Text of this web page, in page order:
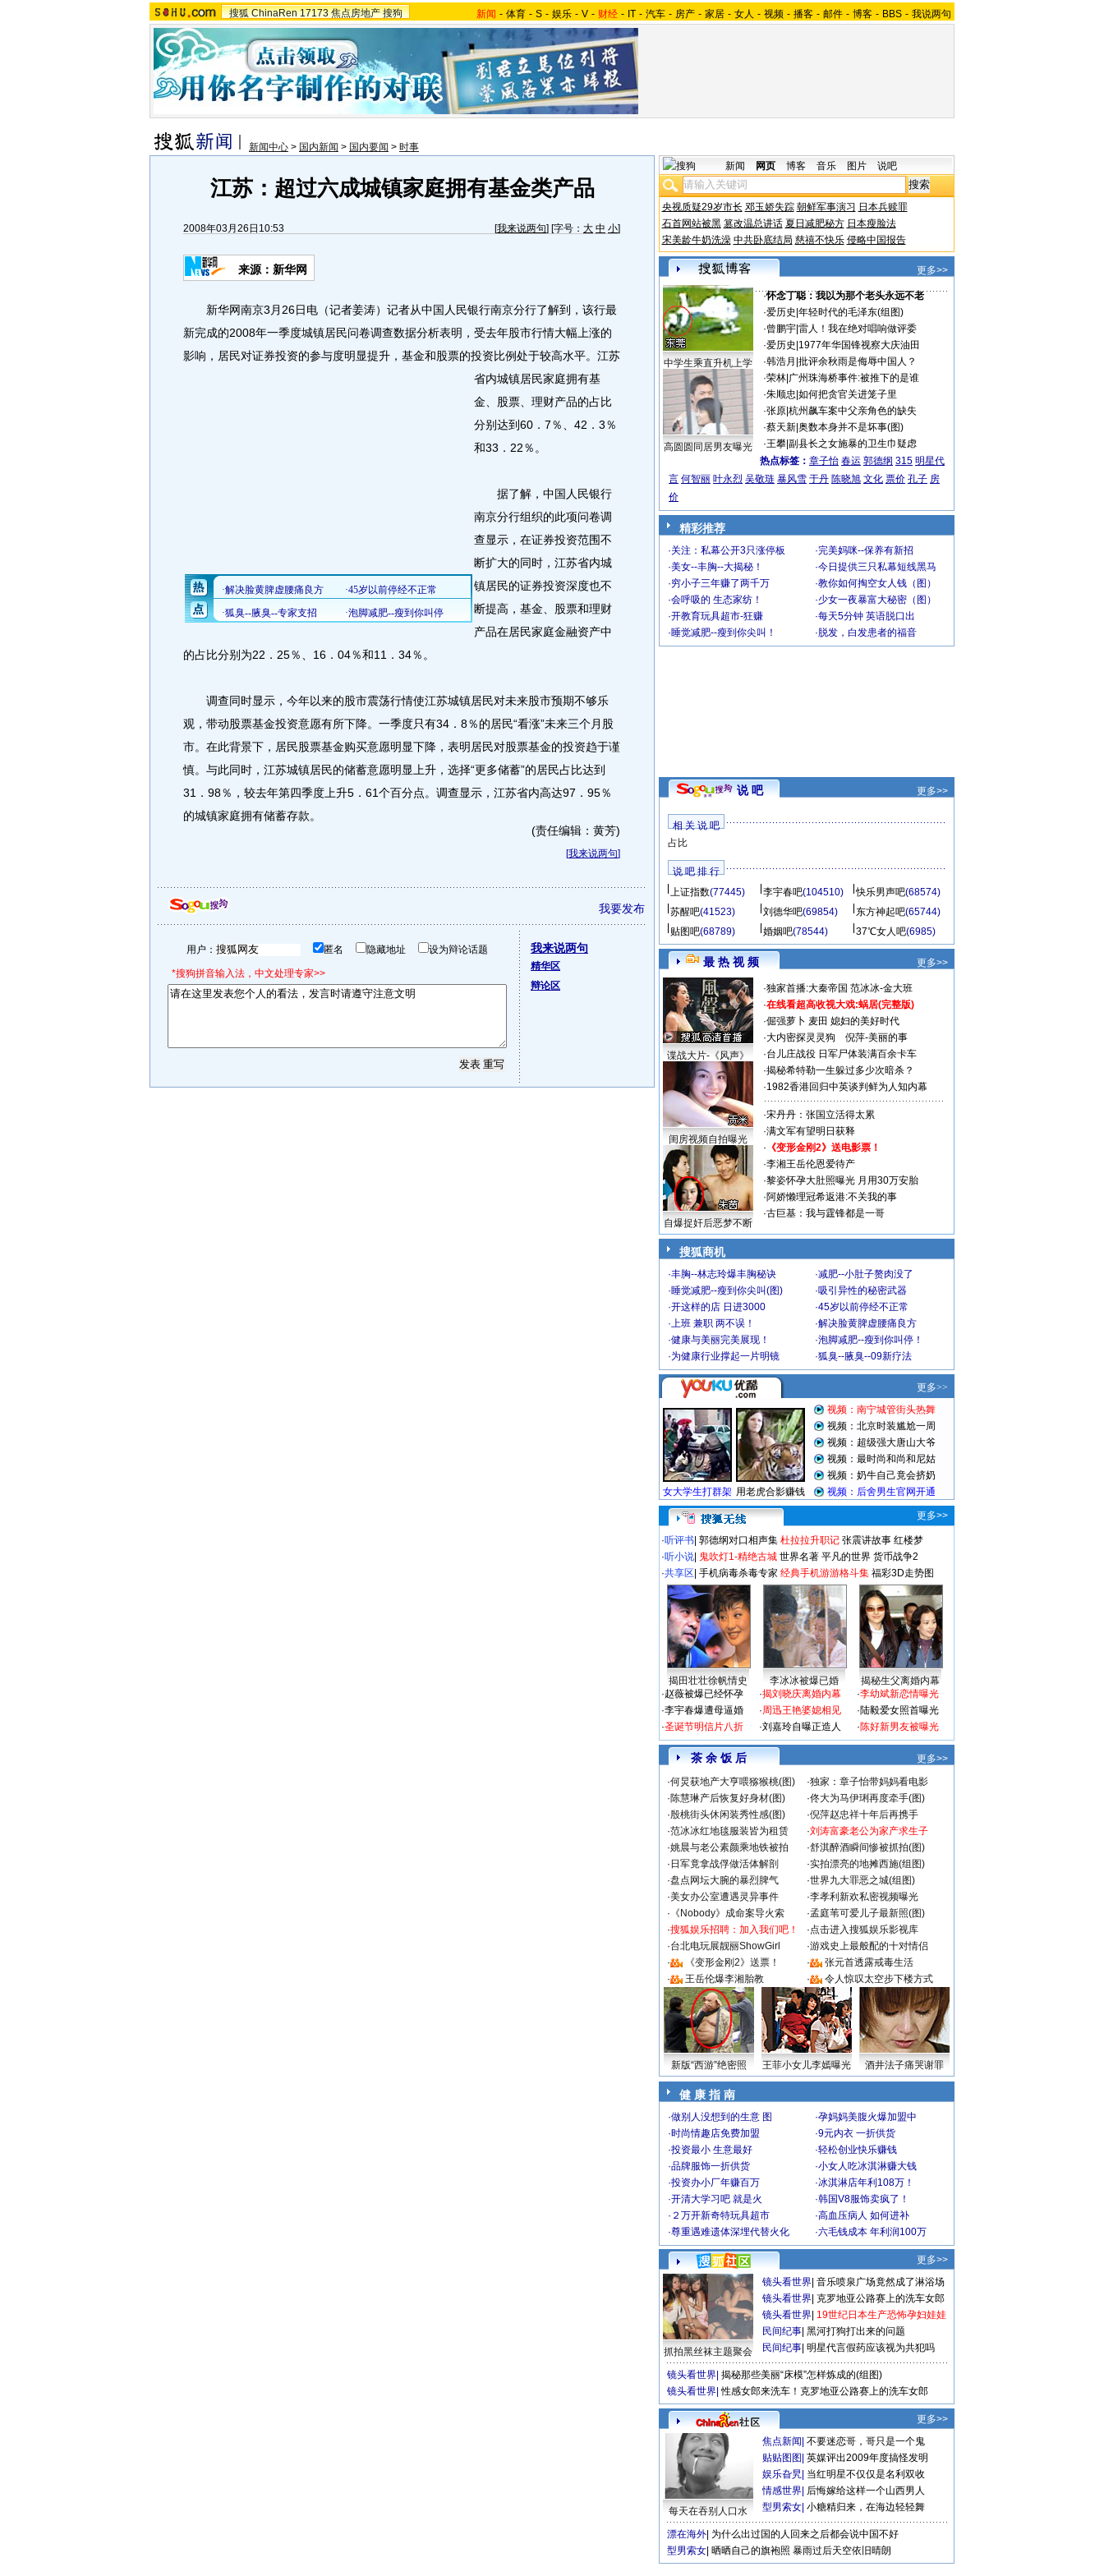
搜狐 ChinaRen 17173 焦点房地产 搜狗 新闻 - 体育 - S - 娱乐 - V - 财经 - IT - 汽车 - 房产 - 家居 - 女人 - 视频 - 播客 - 邮件 - 博客 - BBS - 我说两句
新闻中心 > 国内新闻 > 国内要闻 > 时事
江苏：超过六成城镇家庭拥有基金类产品
2008年03月26日10:53 [我来说两句] [字号： 大 中 小]
来源：新华网
新华网南京3月26日电（记者姜涛）记者从中国人民银行南京分行了解到，该行最
新完成的2008年一季度城镇居民问卷调查数据分析表明，受去年股市行情大幅上涨的
影响，居民对证券投资的参与度明显提升，基金和股票的投资比例处于较高水平。 江苏
省内城镇居民家庭拥有基
金、股票、理财产品的占比
分别达到60．7％、42．3％
和33．22％。
据了解，中国人民银行
南京分行组织的此项问卷调
查显示，在证券投资范围不
断扩大的同时，江苏省内城
镇居民的证券投资深度也不
断提高，基金、股票和理财
产品在居民家庭金融资产中
的占比分别为22．25％、16．04％和11．34％。
调查同时显示，今年以来的股市震荡行情使江苏城镇居民对未来股市预期不够乐
观，带动股票基金投资意愿有所下降。一季度只有34．8％的居民“看涨”未来三个月股
市。在此背景下，居民股票基金购买意愿明显下降，表明居民对股票基金的投资趋于谨
慎。与此同时，江苏城镇居民的储蓄意愿明显上升，选择“更多储蓄”的居民占比达到
31．98％，较去年第四季度上升5．61个百分点。调查显示，江苏省内高达97．95％
的城镇家庭拥有储蓄存款。
(责任编辑：黄芳)
[我来说两句]
我要发布
用户： 匿名 隐藏地址 设为辩论话题
*搜狗拼音输入法，中文处理专家>>
我来说两句
精华区
辩论区
新闻 网页 博客 音乐 图片 说吧
央视质疑29岁市长 邓玉娇失踪 朝鲜军事演习 日本兵赎罪
石首网站被黑 篡改温总讲话 夏日减肥秘方 日本瘦脸法
宋美龄牛奶洗澡 中共卧底结局 慈禧不快乐 侵略中国报告
更多>>
中学生乘直升机上学
高圆圆同居男友曝光
·怀念丁聪：我以为那个老头永远不老
·爱历史 年轻时代的毛泽东(组图)
·曾鹏宇| 雷人！我在绝对唱响做评委
·爱历史 1977年华国锋视察大庆油田
·韩浩月 批评余秋雨是侮辱中国人？
·荣林| 广州珠海桥事件:被推下的是谁
·朱顺忠 如何把贪官关进笼子里
·张原| 杭州飙车案中父亲角色的缺失
·蔡天新| 奥数本身并不是坏事(图)
·王攀| 副县长之女施暴的卫生巾疑虑
热点标签： 章子怡 春运 郭德纲 315 明星代
言 何智丽 叶永烈 吴敬琏 暴风雪 于丹 陈晓旭 文化 票价 孔子 房
价
精彩推荐
·关注：私幕公开3只涨停板 ·完美妈咪--保养有新招
·美女--丰胸--大揭秘！ ·今日提供三只私幕短线黑马
·穷小子三年赚了两千万 ·教你如何掏空女人钱（图）
·会呼吸的 生态家纺！ ·少女一夜暴富大秘密（图）
·开教育玩具超市-狂赚 ·每天5分钟 英语脱口出
·睡觉减肥--瘦到你尖叫！ · 脱发，白发患者的福音
说 吧 更多>>
相 关 说 吧
占比
说 吧 排 行
上证指数(77445) 李宇春吧(104510) 快乐男声吧(68574)
苏醒吧(41523) 刘德华吧(69854) 东方神起吧(65744)
贴图吧(68789) 婚姻吧(78544) 37℃女人吧(6985)
最 热 视 频 更多>>
谍战大片-《风声》
闺房视频自拍曝光
自爆捉奸后恶梦不断
·独家首播:大秦帝国 范冰冰-金大班
·在线看超高收视大戏:蜗居(完整版)
·倔强萝卜 麦田 媳妇的美好时代
·大内密探灵灵狗
倪萍-美丽的事
·台儿庄战役 日军尸体装满百余卡车
·揭秘希特勒一生躲过多少次暗杀？
·1982香港回归中英谈判鲜为人知内幕
·宋丹丹：张国立活得太累
·满文军有望明日获释
· 《变形金刚2》送电影票！
·李湘王岳伦恩爱待产
·黎姿怀孕大肚照曝光 月用30万安胎
·阿娇懒理冠希返港:不关我的事
·古巨基：我与霆锋都是一哥
搜狐商机
·丰胸--林志玲爆丰胸秘诀 ·减肥--小肚子赘肉没了
·睡觉减肥--瘦到你尖叫(图) ·吸引异性的秘密武器
·开这样的店 日进3000 ·45岁以前停经不正常
·上班 兼职 两不误！ ·解决脸黄脾虚腰痛良方
·健康与美丽完美展现！ ·泡脚减肥--瘦到你叫停！
·为健康行业撑起一片明镜 ·狐臭--腋臭--09新疗法
更多>>
·听评书 郭德纲对口相声集 杜拉拉升职记 张震讲故事 红楼梦
·听小说 鬼吹灯1-精绝古城 世界名著 平凡的世界 货币战争2
·共享区 手机病毒杀毒专家 经典手机游游格斗集 福彩3D走势图
揭田壮壮徐帆情史 李冰冰被爆已婚
揭秘生父离婚内幕
·赵薇被爆已经怀孕
·李宇春爆遭母逼婚
·圣诞节明信片八折
·揭刘晓庆离婚内幕
·周迅王艳婆媳相见
·刘嘉玲自曝正造人
·李幼斌新恋情曝光
·陆毅爱女照首曝光
·陈好新男友被曝光
茶 余 饭 后
更多>>
·何炅获地产大亨喂猕猴桃(图) ·独家：章子怡带妈妈看电影
·陈慧琳产后恢复好身材(图) ·佟大为马伊琍再度牵手(图)
·殷桃街头休闲装秀性感(图) ·倪萍赵忠祥十年后再携手
·范冰冰红地毯服装皆为租赁 ·刘涛富豪老公为家产求生子
·姚晨与老公素颜乘地铁被拍 ·舒淇醉酒瞬间惨被抓拍(图)
· 日军竟拿战俘做活体解剖 ·实拍漂亮的地摊西施(组图)
·盘点网坛大腕的暴烈脾气 ·世界九大罪恶之城(组图)
·美女办公室遭遇灵异事件 ·李孝利新欢私密视频曝光
· 《Nobody》成命案导火索 ·孟庭苇可爱儿子最新照(图)
·搜狐娱乐招聘：加入我们吧！ ·点击进入搜狐娱乐影视库
·台北电玩展靓丽ShowGirl ·游戏史上最般配的十对情侣
·
《变形金刚2》送票！ ·
张元首透露戒毒生活
·
王岳伦爆李湘胎教 · 令人惊叹太空步下楼方式
新版“西游”绝密照 王菲小女儿李嫣曝光 酒井法子痛哭谢罪
健 康 指 南
·做别人没想到的生意 图 ·孕妈妈美腹火爆加盟中
·时尚情趣店免费加盟 ·9元内衣 一折供货
·投资最小 生意最好 ·轻松创业快乐赚钱
·品牌服饰一折供货 ·小女人吃冰淇淋赚大钱
·投资办小厂年赚百万 ·冰淇淋店年利108万！
·开清大学习吧 就是火 ·韩国V8服饰卖疯了！
· ２万开新奇特玩具超市 ·高血压病人 如何进补
·尊重遇难遗体深埋代替火化 ·六毛钱成本 年利润100万
更多>>
抓拍黑丝袜主题聚会
镜头看世界 音乐喷泉广场竟然成了淋浴场
镜头看世界 克罗地亚公路赛上的洗车女郎
镜头看世界 19世纪日本生产恐怖孕妇娃娃
民间纪事 黑河打狗打出来的问题
民间纪事 明星代言假药应该视为共犯吗
镜头看世界 揭秘那些美丽“床模”怎样炼成的(组图)
镜头看世界 性感女郎来洗车！克罗地亚公路赛上的洗车女郎
更多>>
每天在吞别人口水
焦点新闻 不要迷恋哥，哥只是一个鬼
贴贴图图 英媒评出2009年度搞怪发明
娱乐旮旯 当红明星不仅仅是名利双收
情感世界 后悔嫁给这样一个山西男人
型男索女 小糖精归来，在海边轻轻舞
漂在海外 为什么出过国的人回来之后都会说中国不好
型男索女 晒晒自己的旗袍照 暴雨过后天空依旧晴朗